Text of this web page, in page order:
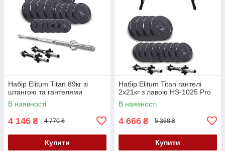
Набір Elitum Titan 89кг зі
штангою та гантелями
В наявності
4 146 ₴ 4 770 ₴
Купити
Набір Elitum Titan гантелі
2х21кг з лавою HS-1025 Pro
В наявності
4 666 ₴ 5 368 ₴
Купити